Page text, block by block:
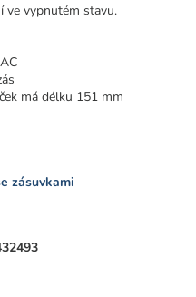
ve vypnutém stavu.
má délku 151 mm
zásuvkami